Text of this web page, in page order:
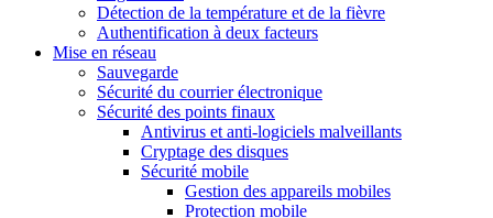
Détection de la température et de la fièvre
Authentification à deux facteurs
Mise en réseau
Sauvegarde
Sécurité du courrier électronique
Sécurité des points finaux
Antivirus et anti-logiciels malveillants
Cryptage des disques
Sécurité mobile
Gestion des appareils mobiles
Protection mobile